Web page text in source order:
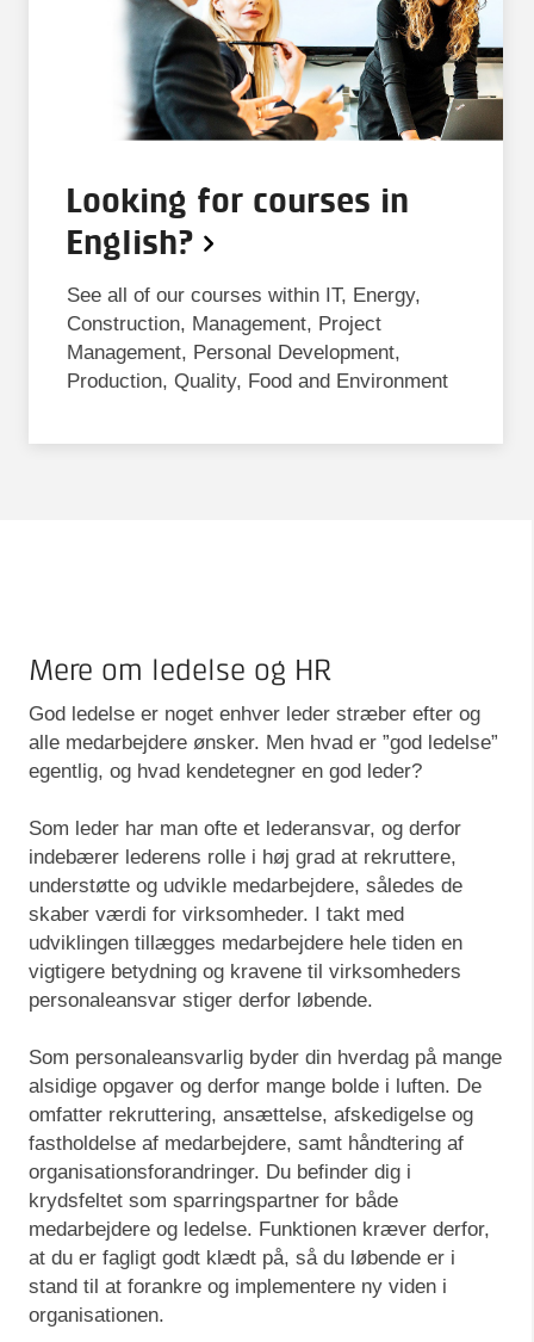
Looking for courses in
English?
See all of our courses within IT, Energy,
Construction, Management, Project
Management, Personal Development,
Production, Quality, Food and Environment
Mere om ledelse og HR
God ledelse er noget enhver leder stræber efter og
alle medarbejdere ønsker. Men hvad er ”god ledelse”
egentlig, og hvad kendetegner en god leder?
Som leder har man ofte et lederansvar, og derfor
indebærer lederens rolle i høj grad at rekruttere,
understøtte og udvikle medarbejdere, således de
skaber værdi for virksomheder. I takt med
udviklingen tillægges medarbejdere hele tiden en
vigtigere betydning og kravene til virksomheders
personaleansvar stiger derfor løbende.
Som personaleansvarlig byder din hverdag på mange
alsidige opgaver og derfor mange bolde i luften. De
omfatter rekruttering, ansættelse, afskedigelse og
fastholdelse af medarbejdere, samt håndtering af
organisationsforandringer. Du befinder dig i
krydsfeltet som sparringspartner for både
medarbejdere og ledelse. Funktionen kræver derfor,
at du er fagligt godt klædt på, så du løbende er i
stand til at forankre og implementere ny viden i
organisationen.